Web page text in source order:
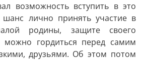
возможность вступить в это
шанс лично принять участие в
родины, защите своего
можно гордиться перед самим
друзьями. Об этом потом